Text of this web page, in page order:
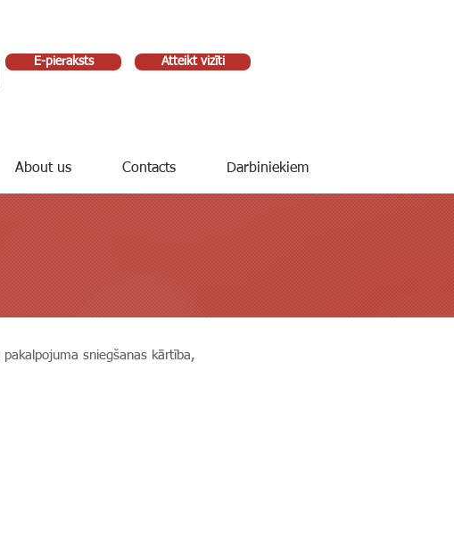
E-pieraksts Atteikt vizīti
About us Contacts Darbiniekiem
sniegšanas kārtība,